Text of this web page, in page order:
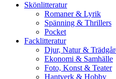
Skönlitteratur
Romaner & Lyrik
Spänning & Thrillers
Pocket
Facklitteratur
Djur, Natur &
Ekonomi & Samhälle
Foto, Konst & Teater
Hantverk & Hobby